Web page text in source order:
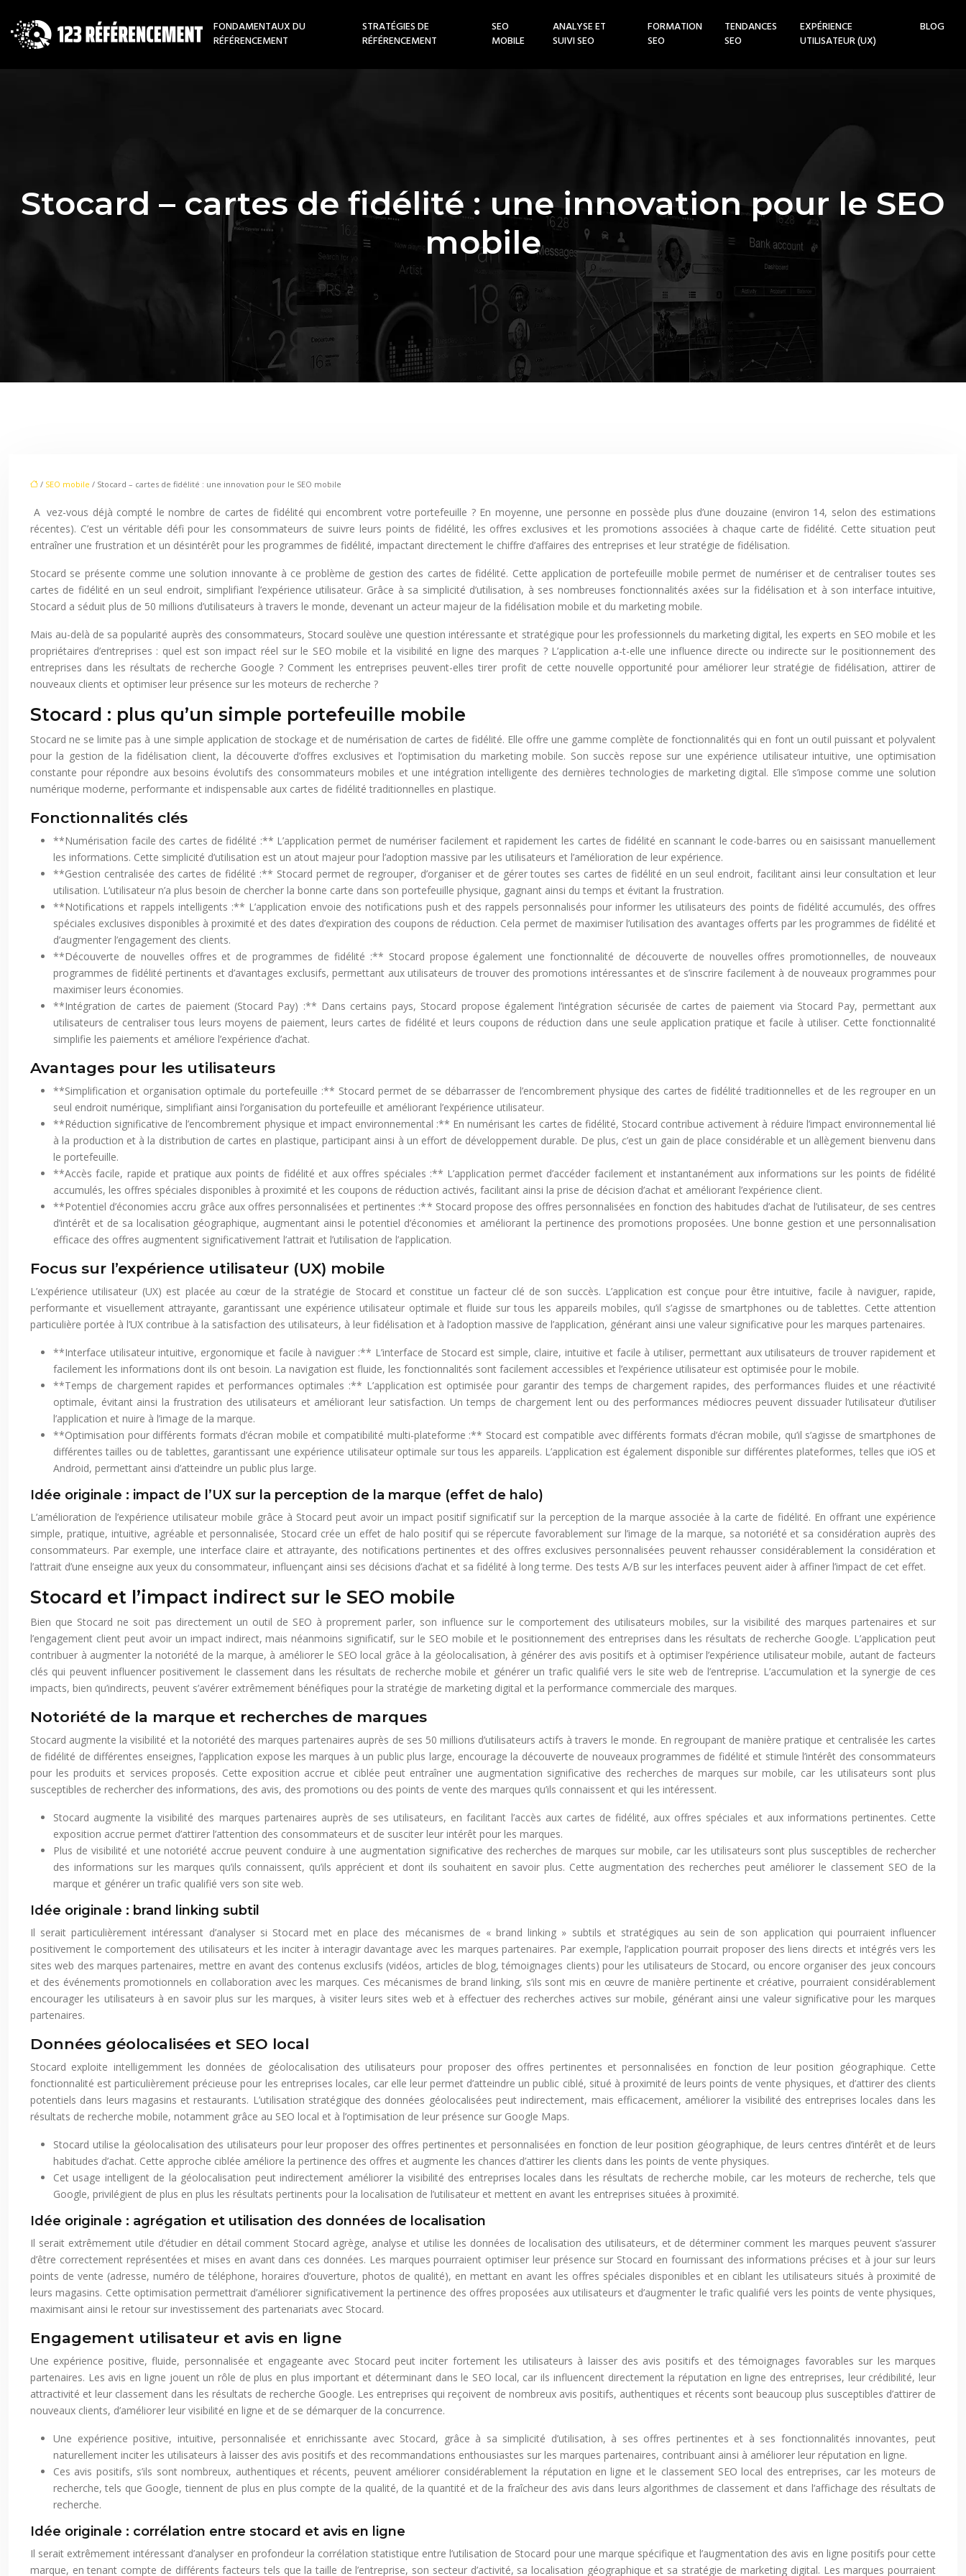
FONDAMENTAUX DU
RÉFÉRENCEMENT
STRATÉGIES DE
RÉFÉRENCEMENT
SEO
MOBILE
ANALYSE ET
SUIVI SEO
FORMATION
SEO
TENDANCES
SEO
EXPÉRIENCE
UTILISATEUR (UX)
BLOG
Stocard – cartes de fidélité : une innovation pour le SEO
mobile
/ SEO mobile / Stocard – cartes de fidélité : une innovation pour le SEO mobile
Avez-vous déjà compté le nombre de cartes de fidélité qui encombrent votre portefeuille ? En moyenne, une personne en possède plus d’une douzaine (environ 14, selon des estimations
récentes). C’est un véritable défi pour les consommateurs de suivre leurs points de fidélité, les offres exclusives et les promotions associées à chaque carte de fidélité. Cette situation peut
entraîner une frustration et un désintérêt pour les programmes de fidélité, impactant directement le chiffre d’affaires des entreprises et leur stratégie de fidélisation.
Stocard se présente comme une solution innovante à ce problème de gestion des cartes de fidélité. Cette application de portefeuille mobile permet de numériser et de centraliser toutes ses
cartes de fidélité en un seul endroit, simplifiant l’expérience utilisateur. Grâce à sa simplicité d’utilisation, à ses nombreuses fonctionnalités axées sur la fidélisation et à son interface intuitive,
Stocard a séduit plus de 50 millions d’utilisateurs à travers le monde, devenant un acteur majeur de la fidélisation mobile et du marketing mobile.
Mais au-delà de sa popularité auprès des consommateurs, Stocard soulève une question intéressante et stratégique pour les professionnels du marketing digital, les experts en SEO mobile et les
propriétaires d’entreprises : quel est son impact réel sur le SEO mobile et la visibilité en ligne des marques ? L’application a-t-elle une influence directe ou indirecte sur le positionnement des
entreprises dans les résultats de recherche Google ? Comment les entreprises peuvent-elles tirer profit de cette nouvelle opportunité pour améliorer leur stratégie de fidélisation, attirer de
nouveaux clients et optimiser leur présence sur les moteurs de recherche ?
Stocard : plus qu’un simple portefeuille mobile
Stocard ne se limite pas à une simple application de stockage et de numérisation de cartes de fidélité. Elle offre une gamme complète de fonctionnalités qui en font un outil puissant et polyvalent
pour la gestion de la fidélisation client, la découverte d’offres exclusives et l’optimisation du marketing mobile. Son succès repose sur une expérience utilisateur intuitive, une optimisation
constante pour répondre aux besoins évolutifs des consommateurs mobiles et une intégration intelligente des dernières technologies de marketing digital. Elle s’impose comme une solution
numérique moderne, performante et indispensable aux cartes de fidélité traditionnelles en plastique.
Fonctionnalités clés
**Numérisation facile des cartes de fidélité :** L’application permet de numériser facilement et rapidement les cartes de fidélité en scannant le code-barres ou en saisissant manuellement
les informations. Cette simplicité d’utilisation est un atout majeur pour l’adoption massive par les utilisateurs et l’amélioration de leur expérience.
**Gestion centralisée des cartes de fidélité :** Stocard permet de regrouper, d’organiser et de gérer toutes ses cartes de fidélité en un seul endroit, facilitant ainsi leur consultation et leur
utilisation. L’utilisateur n’a plus besoin de chercher la bonne carte dans son portefeuille physique, gagnant ainsi du temps et évitant la frustration.
**Notifications et rappels intelligents :** L’application envoie des notifications push et des rappels personnalisés pour informer les utilisateurs des points de fidélité accumulés, des offres
spéciales exclusives disponibles à proximité et des dates d’expiration des coupons de réduction. Cela permet de maximiser l’utilisation des avantages offerts par les programmes de fidélité et
d’augmenter l’engagement des clients.
**Découverte de nouvelles offres et de programmes de fidélité :** Stocard propose également une fonctionnalité de découverte de nouvelles offres promotionnelles, de nouveaux
programmes de fidélité pertinents et d’avantages exclusifs, permettant aux utilisateurs de trouver des promotions intéressantes et de s’inscrire facilement à de nouveaux programmes pour
maximiser leurs économies.
**Intégration de cartes de paiement (Stocard Pay) :** Dans certains pays, Stocard propose également l’intégration sécurisée de cartes de paiement via Stocard Pay, permettant aux
utilisateurs de centraliser tous leurs moyens de paiement, leurs cartes de fidélité et leurs coupons de réduction dans une seule application pratique et facile à utiliser. Cette fonctionnalité
simplifie les paiements et améliore l’expérience d’achat.
Avantages pour les utilisateurs
**Simplification et organisation optimale du portefeuille :** Stocard permet de se débarrasser de l’encombrement physique des cartes de fidélité traditionnelles et de les regrouper en un
seul endroit numérique, simplifiant ainsi l’organisation du portefeuille et améliorant l’expérience utilisateur.
**Réduction significative de l’encombrement physique et impact environnemental :** En numérisant les cartes de fidélité, Stocard contribue activement à réduire l’impact environnemental lié
à la production et à la distribution de cartes en plastique, participant ainsi à un effort de développement durable. De plus, c’est un gain de place considérable et un allègement bienvenu dans
le portefeuille.
**Accès facile, rapide et pratique aux points de fidélité et aux offres spéciales :** L’application permet d’accéder facilement et instantanément aux informations sur les points de fidélité
accumulés, les offres spéciales disponibles à proximité et les coupons de réduction activés, facilitant ainsi la prise de décision d’achat et améliorant l’expérience client.
**Potentiel d’économies accru grâce aux offres personnalisées et pertinentes :** Stocard propose des offres personnalisées en fonction des habitudes d’achat de l’utilisateur, de ses centres
d’intérêt et de sa localisation géographique, augmentant ainsi le potentiel d’économies et améliorant la pertinence des promotions proposées. Une bonne gestion et une personnalisation
efficace des offres augmentent significativement l’attrait et l’utilisation de l’application.
Focus sur l’expérience utilisateur (UX) mobile
L’expérience utilisateur (UX) est placée au cœur de la stratégie de Stocard et constitue un facteur clé de son succès. L’application est conçue pour être intuitive, facile à naviguer, rapide,
performante et visuellement attrayante, garantissant une expérience utilisateur optimale et fluide sur tous les appareils mobiles, qu’il s’agisse de smartphones ou de tablettes. Cette attention
particulière portée à l’UX contribue à la satisfaction des utilisateurs, à leur fidélisation et à l’adoption massive de l’application, générant ainsi une valeur significative pour les marques partenaires.
**Interface utilisateur intuitive, ergonomique et facile à naviguer :** L’interface de Stocard est simple, claire, intuitive et facile à utiliser, permettant aux utilisateurs de trouver rapidement et
facilement les informations dont ils ont besoin. La navigation est fluide, les fonctionnalités sont facilement accessibles et l’expérience utilisateur est optimisée pour le mobile.
**Temps de chargement rapides et performances optimales :** L’application est optimisée pour garantir des temps de chargement rapides, des performances fluides et une réactivité
optimale, évitant ainsi la frustration des utilisateurs et améliorant leur satisfaction. Un temps de chargement lent ou des performances médiocres peuvent dissuader l’utilisateur d’utiliser
l’application et nuire à l’image de la marque.
**Optimisation pour différents formats d’écran mobile et compatibilité multi-plateforme :** Stocard est compatible avec différents formats d’écran mobile, qu’il s’agisse de smartphones de
différentes tailles ou de tablettes, garantissant une expérience utilisateur optimale sur tous les appareils. L’application est également disponible sur différentes plateformes, telles que iOS et
Android, permettant ainsi d’atteindre un public plus large.
Idée originale : impact de l’UX sur la perception de la marque (effet de halo)
L’amélioration de l’expérience utilisateur mobile grâce à Stocard peut avoir un impact positif significatif sur la perception de la marque associée à la carte de fidélité. En offrant une expérience
simple, pratique, intuitive, agréable et personnalisée, Stocard crée un effet de halo positif qui se répercute favorablement sur l’image de la marque, sa notoriété et sa considération auprès des
consommateurs. Par exemple, une interface claire et attrayante, des notifications pertinentes et des offres exclusives personnalisées peuvent rehausser considérablement la considération et
l’attrait d’une enseigne aux yeux du consommateur, influençant ainsi ses décisions d’achat et sa fidélité à long terme. Des tests A/B sur les interfaces peuvent aider à affiner l’impact de cet effet.
Stocard et l’impact indirect sur le SEO mobile
Bien que Stocard ne soit pas directement un outil de SEO à proprement parler, son influence sur le comportement des utilisateurs mobiles, sur la visibilité des marques partenaires et sur
l’engagement client peut avoir un impact indirect, mais néanmoins significatif, sur le SEO mobile et le positionnement des entreprises dans les résultats de recherche Google. L’application peut
contribuer à augmenter la notoriété de la marque, à améliorer le SEO local grâce à la géolocalisation, à générer des avis positifs et à optimiser l’expérience utilisateur mobile, autant de facteurs
clés qui peuvent influencer positivement le classement dans les résultats de recherche mobile et générer un trafic qualifié vers le site web de l’entreprise. L’accumulation et la synergie de ces
impacts, bien qu’indirects, peuvent s’avérer extrêmement bénéfiques pour la stratégie de marketing digital et la performance commerciale des marques.
Notoriété de la marque et recherches de marques
Stocard augmente la visibilité et la notoriété des marques partenaires auprès de ses 50 millions d’utilisateurs actifs à travers le monde. En regroupant de manière pratique et centralisée les cartes
de fidélité de différentes enseignes, l’application expose les marques à un public plus large, encourage la découverte de nouveaux programmes de fidélité et stimule l’intérêt des consommateurs
pour les produits et services proposés. Cette exposition accrue et ciblée peut entraîner une augmentation significative des recherches de marques sur mobile, car les utilisateurs sont plus
susceptibles de rechercher des informations, des avis, des promotions ou des points de vente des marques qu’ils connaissent et qui les intéressent.
Stocard augmente la visibilité des marques partenaires auprès de ses utilisateurs, en facilitant l’accès aux cartes de fidélité, aux offres spéciales et aux informations pertinentes. Cette
exposition accrue permet d’attirer l’attention des consommateurs et de susciter leur intérêt pour les marques.
Plus de visibilité et une notoriété accrue peuvent conduire à une augmentation significative des recherches de marques sur mobile, car les utilisateurs sont plus susceptibles de rechercher
des informations sur les marques qu’ils connaissent, qu’ils apprécient et dont ils souhaitent en savoir plus. Cette augmentation des recherches peut améliorer le classement SEO de la
marque et générer un trafic qualifié vers son site web.
Idée originale : brand linking subtil
Il serait particulièrement intéressant d’analyser si Stocard met en place des mécanismes de « brand linking » subtils et stratégiques au sein de son application qui pourraient influencer
positivement le comportement des utilisateurs et les inciter à interagir davantage avec les marques partenaires. Par exemple, l’application pourrait proposer des liens directs et intégrés vers les
sites web des marques partenaires, mettre en avant des contenus exclusifs (vidéos, articles de blog, témoignages clients) pour les utilisateurs de Stocard, ou encore organiser des jeux concours
et des événements promotionnels en collaboration avec les marques. Ces mécanismes de brand linking, s’ils sont mis en œuvre de manière pertinente et créative, pourraient considérablement
encourager les utilisateurs à en savoir plus sur les marques, à visiter leurs sites web et à effectuer des recherches actives sur mobile, générant ainsi une valeur significative pour les marques
partenaires.
Données géolocalisées et SEO local
Stocard exploite intelligemment les données de géolocalisation des utilisateurs pour proposer des offres pertinentes et personnalisées en fonction de leur position géographique. Cette
fonctionnalité est particulièrement précieuse pour les entreprises locales, car elle leur permet d’atteindre un public ciblé, situé à proximité de leurs points de vente physiques, et d’attirer des clients
potentiels dans leurs magasins et restaurants. L’utilisation stratégique des données géolocalisées peut indirectement, mais efficacement, améliorer la visibilité des entreprises locales dans les
résultats de recherche mobile, notamment grâce au SEO local et à l’optimisation de leur présence sur Google Maps.
Stocard utilise la géolocalisation des utilisateurs pour leur proposer des offres pertinentes et personnalisées en fonction de leur position géographique, de leurs centres d’intérêt et de leurs
habitudes d’achat. Cette approche ciblée améliore la pertinence des offres et augmente les chances d’attirer les clients dans les points de vente physiques.
Cet usage intelligent de la géolocalisation peut indirectement améliorer la visibilité des entreprises locales dans les résultats de recherche mobile, car les moteurs de recherche, tels que
Google, privilégient de plus en plus les résultats pertinents pour la localisation de l’utilisateur et mettent en avant les entreprises situées à proximité.
Idée originale : agrégation et utilisation des données de localisation
Il serait extrêmement utile d’étudier en détail comment Stocard agrège, analyse et utilise les données de localisation des utilisateurs, et de déterminer comment les marques peuvent s’assurer
d’être correctement représentées et mises en avant dans ces données. Les marques pourraient optimiser leur présence sur Stocard en fournissant des informations précises et à jour sur leurs
points de vente (adresse, numéro de téléphone, horaires d’ouverture, photos de qualité), en mettant en avant les offres spéciales disponibles et en ciblant les utilisateurs situés à proximité de
leurs magasins. Cette optimisation permettrait d’améliorer significativement la pertinence des offres proposées aux utilisateurs et d’augmenter le trafic qualifié vers les points de vente physiques,
maximisant ainsi le retour sur investissement des partenariats avec Stocard.
Engagement utilisateur et avis en ligne
Une expérience positive, fluide, personnalisée et engageante avec Stocard peut inciter fortement les utilisateurs à laisser des avis positifs et des témoignages favorables sur les marques
partenaires. Les avis en ligne jouent un rôle de plus en plus important et déterminant dans le SEO local, car ils influencent directement la réputation en ligne des entreprises, leur crédibilité, leur
attractivité et leur classement dans les résultats de recherche Google. Les entreprises qui reçoivent de nombreux avis positifs, authentiques et récents sont beaucoup plus susceptibles d’attirer de
nouveaux clients, d’améliorer leur visibilité en ligne et de se démarquer de la concurrence.
Une expérience positive, intuitive, personnalisée et enrichissante avec Stocard, grâce à sa simplicité d’utilisation, à ses offres pertinentes et à ses fonctionnalités innovantes, peut
naturellement inciter les utilisateurs à laisser des avis positifs et des recommandations enthousiastes sur les marques partenaires, contribuant ainsi à améliorer leur réputation en ligne.
Ces avis positifs, s’ils sont nombreux, authentiques et récents, peuvent améliorer considérablement la réputation en ligne et le classement SEO local des entreprises, car les moteurs de
recherche, tels que Google, tiennent de plus en plus compte de la qualité, de la quantité et de la fraîcheur des avis dans leurs algorithmes de classement et dans l’affichage des résultats de
recherche.
Idée originale : corrélation entre stocard et avis en ligne
Il serait extrêmement intéressant d’analyser en profondeur la corrélation statistique entre l’utilisation de Stocard pour une marque spécifique et l’augmentation des avis en ligne positifs pour cette
marque, en tenant compte de différents facteurs tels que la taille de l’entreprise, son secteur d’activité, sa localisation géographique et sa stratégie de marketing digital. Les marques pourraient